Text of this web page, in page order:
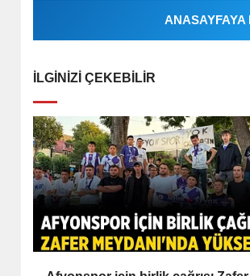
ANASAYFAYA
İLGINIZI ÇEKEBILIR